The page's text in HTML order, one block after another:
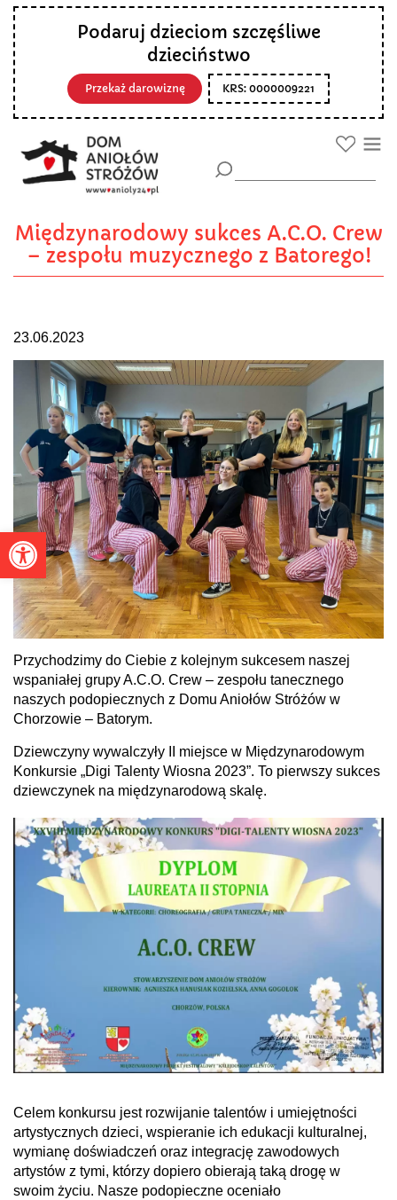
Otwórz pasek narzędzi
Podaruj dzieciom szczęśliwe
dzieciństwo
Przekaż darowiznę KRS: 0000009221
Międzynarodowy sukces A.C.O. Crew
– zespołu muzycznego z Batorego!
23.06.2023
Przychodzimy do Ciebie z kolejnym sukcesem naszej
wspaniałej grupy A.C.O. Crew – zespołu tanecznego
naszych podopiecznych z Domu Aniołów Stróżów w
Chorzowie – Batorym.
Dziewczyny wywalczyły II miejsce w Międzynarodowym
Konkursie „Digi Talenty Wiosna 2023”. To pierwszy sukces
dziewczynek na międzynarodową skalę.
Celem konkursu jest rozwijanie talentów i umiejętności
artystycznych dzieci, wspieranie ich edukacji kulturalnej,
wymianę doświadczeń oraz integrację zawodowych
artystów z tymi, którzy dopiero obierają taką drogę w
swoim życiu. Nasze podopieczne oceniało